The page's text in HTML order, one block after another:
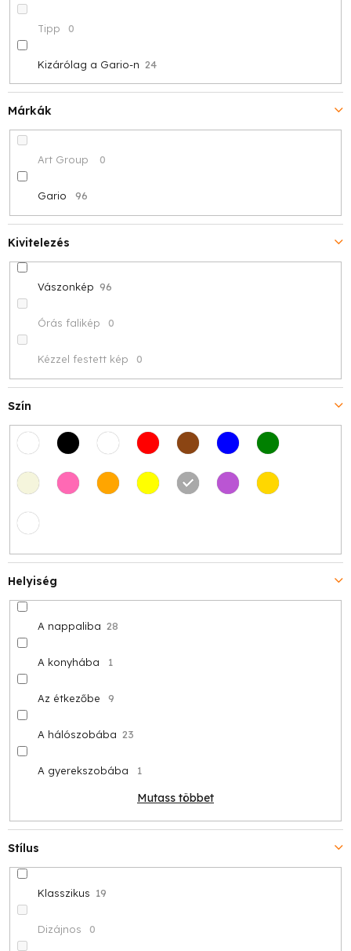
s
e
Tipp 0
Kizárólag a Gario-n 24
Márkák
Art Group 0
Gario 96
Kivitelezés
Vászonkép 96
Órás falikép 0
Kézzel festett kép 0
Szín
Helyiség
A nappaliba 28
A konyhába 1
Az étkezőbe 9
A hálószobába 23
A gyerekszobába 1
Mutass többet
Stílus
Klasszikus 19
Dizájnos 0